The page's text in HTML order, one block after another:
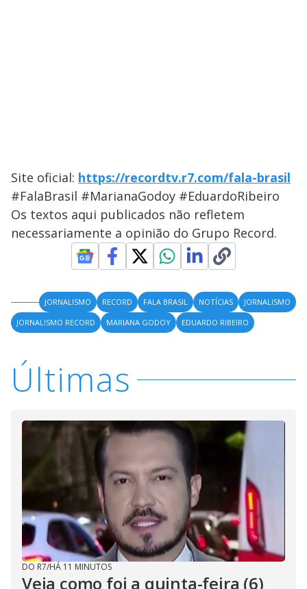
Site oficial: https://recordtv.r7.com/fala-brasil
#FalaBrasil #MarianaGodoy #EduardoRibeiro
Os textos aqui publicados não refletem
necessariamente a opinião do Grupo Record.
JORNALISMO RECORD FALA BRASIL NOTÍCIAS
JORNALISMO
JORNALISMO RECORD
MARIANA GODOY EDUARDO RIBEIRO
Últimas
DO R7/HÁ 11 MINUTOS
Veja como foi a quinta-feira (6)